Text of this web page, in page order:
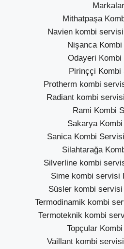
Markalar
Mithatpaşa
Navien kombi
Nişanca
Odayeri Kombi
Pirinççi Kombi
Protherm kombi
Radiant kombi
Rami Kombi
Sakarya
Sanica Kombi
Silahtarağa
Silverline kombi
Sime kombi servisi
Süsler kombi
Termodinamik kombi
Termoteknik kombi
Topçular
Vaillant kombi